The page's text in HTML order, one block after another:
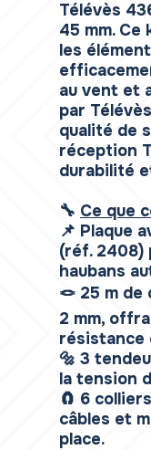
Télévès
45 mm.
les
au vent et
par
qualité de
réception
durabilité
🔧 Ce que
📌 Plaque
(réf. 2408)
haubans
🪢 25 m
2 mm,
résistance
🔩 3
la tension
🧲 6
câbles et
place.